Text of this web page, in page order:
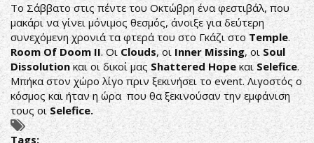
Το Σάββατο στις πέντε του Οκτώβρη ένα φεστιβάλ, που
μακάρι να γίνει μόνιμος θεσμός, άνοιξε για δεύτερη
συνεχόμενη χρονιά τα φτερά του στο Γκάζι στοTemple.
Room Of Doom II. ΟιClouds, οι Inner Missing, οι Soul
Dissolutionκαι οι δικοί μας Shattered Hopeκαι Selefice.
Μπήκα στον χώρο λίγο πριν ξεκινήσει το event. Λιγοστός ο
κόσμος και ήταν η ώρα που θα ξεκινούσαν την εμφάνιση
τους οιSelefice.
Tags: